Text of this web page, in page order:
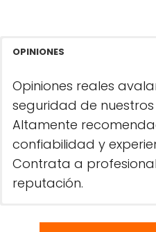
OPINIONES
Opiniones reales
seguridad de
Altamente
confiabilidad y
Contrata a
reputación.